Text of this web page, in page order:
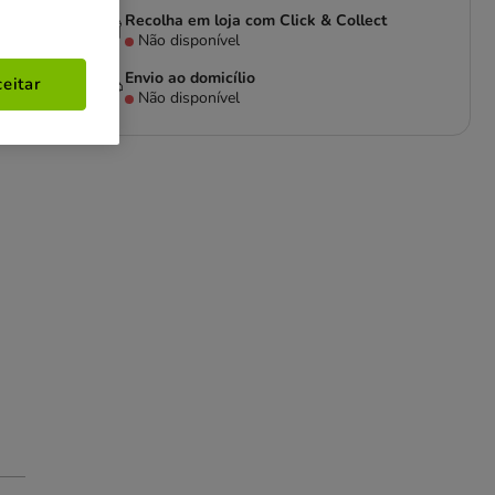
Recolha em loja com Click & Collect
Não disponível
Envio ao domicílio
Não disponível